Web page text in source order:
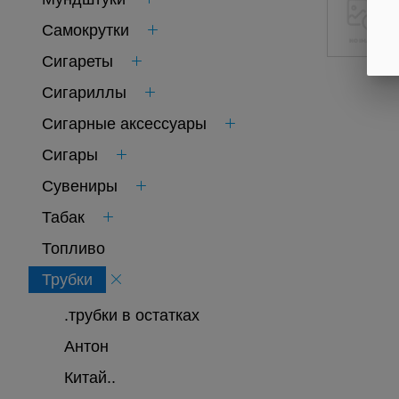
Самокрутки
Сигареты
Сигариллы
Сигарные аксессуары
Сигары
Сувениры
Табак
Топливо
Трубки
.трубки в остатках
Антон
Китай..